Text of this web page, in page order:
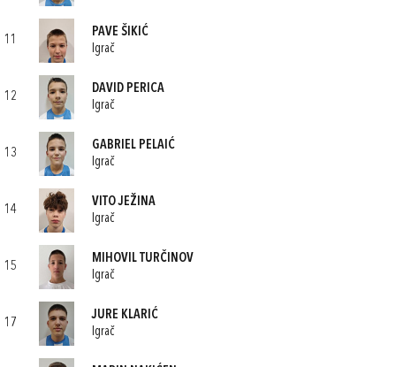
11
PAVE ŠIKIĆ
Igrač
12
DAVID PERICA
Igrač
13
GABRIEL PELAIĆ
Igrač
14
VITO JEŽINA
Igrač
15
MIHOVIL TURČINOV
Igrač
17
JURE KLARIĆ
Igrač